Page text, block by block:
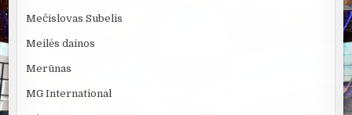
Mečislovas Subelis
Meilės dainos
Merūnas
MG International